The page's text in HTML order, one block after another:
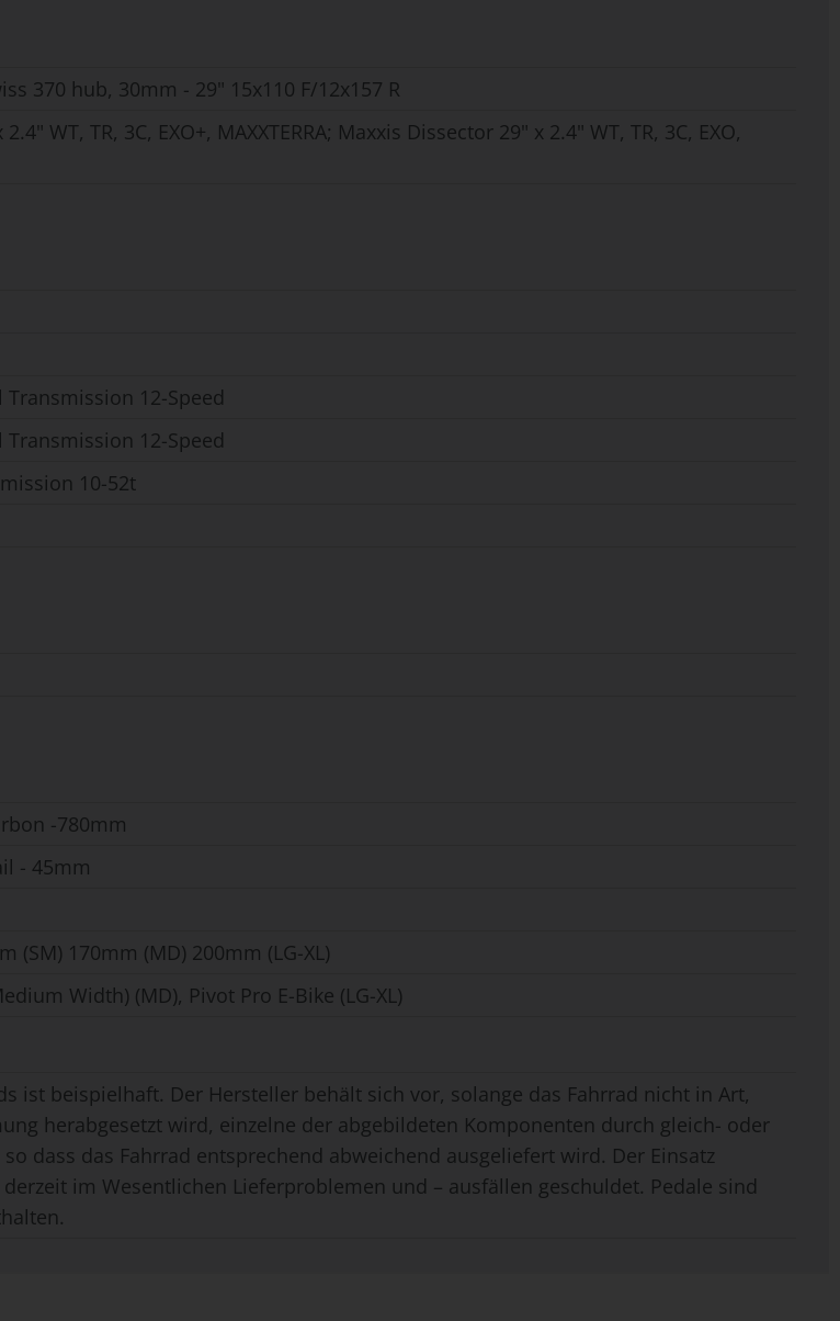
370 hub, 30mm - 29" 15x110 F/12x157 R
WT, TR, 3C, EXO+, MAXXTERRA; Maxxis Dissector 29" x 2.4" WT, TR, 3C, EXO,
Transmission 12-Speed
Transmission 12-Speed
10-52t
-780mm
- 45mm
(SM) 170mm (MD) 200mm (LG-XL)
Width) (MD), Pivot Pro E-Bike (LG-XL)
ist beispielhaft. Der Hersteller behält sich vor, solange das Fahrrad nicht in Art,
herabgesetzt wird, einzelne der abgebildeten Komponenten durch gleich- oder
dass das Fahrrad entsprechend abweichend ausgeliefert wird. Der Einsatz
im Wesentlichen Lieferproblemen und – ausfällen geschuldet. Pedale sind